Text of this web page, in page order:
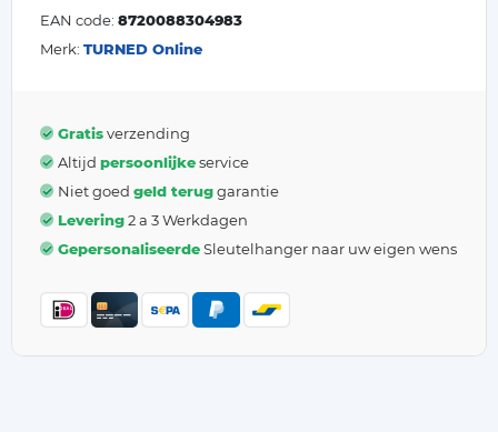
EAN code: 8720088304983
Merk: TURNED Online
Gratisverzending
Altijd persoonlijkeservice
Niet goed geld teruggarantie
Levering2 a 3 Werkdagen
GepersonaliseerdeSleutelhanger naar uw eigen wens